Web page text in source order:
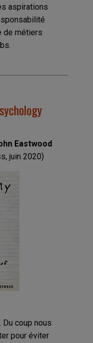
aspirations
de métiers
Eastwood
juin 2020)
Du coup nous
pour éviter